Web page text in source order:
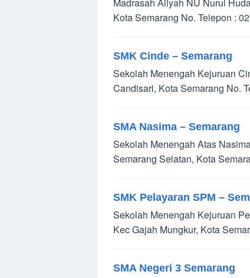
Kota Semarang No. Telepon :
SMK Cinde – Semarang
Sekolah Menengah Kejuruan
Candisari, Kota Semarang No.
SMA Nasima – Semarang
Sekolah Menengah Atas
Semarang Selatan, Kota
SMK Pelayaran SPM –
Sekolah Menengah Kejuruan
Kec Gajah Mungkur, Kota
SMA Negeri 3 Semarang